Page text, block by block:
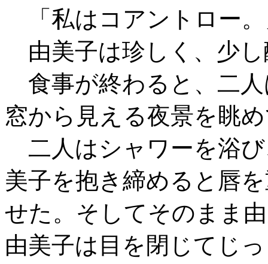
「私はコアントロー
由美子は珍しく、少
食事が終わると、二
窓から見える夜景を眺
二人はシャワーを浴
美子を抱き締めると唇
せた。そしてそのまま
由美子は目を閉じてじ